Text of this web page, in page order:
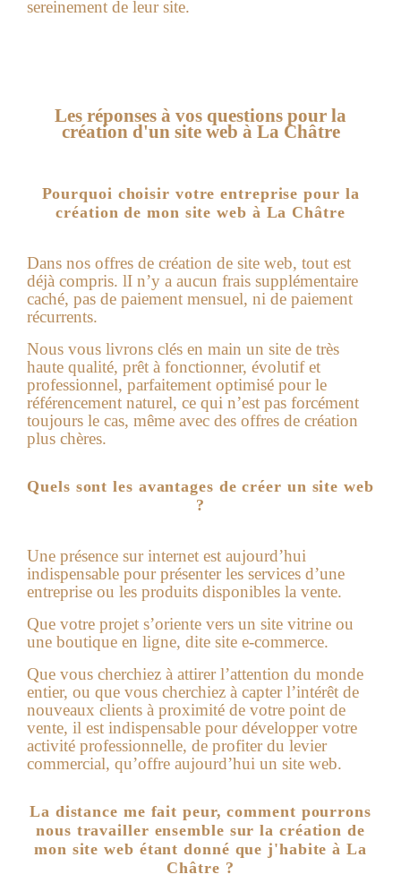
sereinement de leur site.
Les réponses à vos questions pour la
création d'un site web à La Châtre
Pourquoi choisir votre entreprise pour la
création de mon site web à La Châtre
Dans nos offres de création de site web, tout est
déjà compris. lI n’y a aucun frais supplémentaire
caché, pas de paiement mensuel, ni de paiement
récurrents.
Nous vous livrons clés en main un site de très
haute qualité, prêt à fonctionner, évolutif et
professionnel, parfaitement optimisé pour le
référencement naturel, ce qui n’est pas forcément
toujours le cas, même avec des offres de création
plus chères.
Quels sont les avantages de créer un site web
?
Une présence sur internet est aujourd’hui
indispensable pour présenter les services d’une
entreprise ou les produits disponibles la vente.
Que votre projet s’oriente vers un site vitrine ou
une boutique en ligne, dite site e-commerce.
Que vous cherchiez à attirer l’attention du monde
entier, ou que vous cherchiez à capter l’intérêt de
nouveaux clients à proximité de votre point de
vente, il est indispensable pour développer votre
activité professionnelle, de profiter du levier
commercial, qu’offre aujourd’hui un site web.
La distance me fait peur, comment pourrons
nous travailler ensemble sur la création de
mon site web étant donné que j'habite à La
Châtre ?